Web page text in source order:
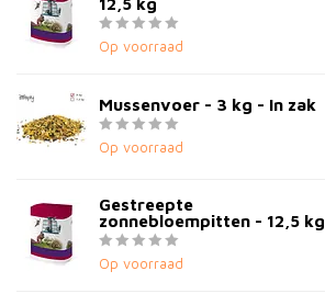
Op voorraad
Mussenvoer - 3 kg - In zak
Op voorraad
Gestreepte
zonnebloempitten - 12,5 kg
Op voorraad